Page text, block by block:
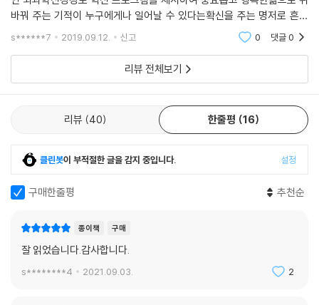
바꿔 주는 기적이 누구에게나 일어날 수 있다는확신을 주는 명저로 흔한
말장난의 자기계발서들과는차원이 다르다뇌의 민첩성을 키우는 전뇌사고
s******7 2019.09.12. 신고 0 댓글0
리뷰 전체보기
리뷰 40 한줄평 16
클린봇이 부적절한 글을 감지 중입니다. 설정
구매한줄평 추천순
종이책 구매
잘 읽었습니다.감사합니다.
s********4 2021.09.03. 2